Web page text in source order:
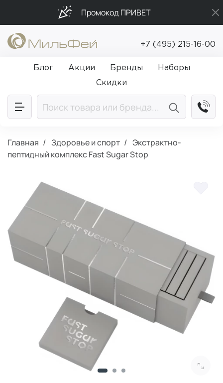
Промокод ПРИВЕТ
Подарки в каждый заказ от 5 000₽
Бесплатная доставка от 5 000₽
+7 (495) 215-16-00
Блог Акции Бренды
Наборы
Скидки
Главная Здоровье и спорт
Экстрактно-
пептидный комплекс Fast Sugar Stop